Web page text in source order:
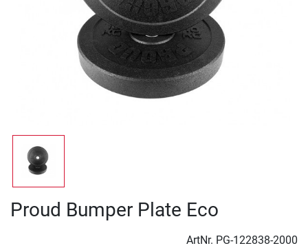
Proud Bumper Plate Eco
ArtNr. PG-122838-2000